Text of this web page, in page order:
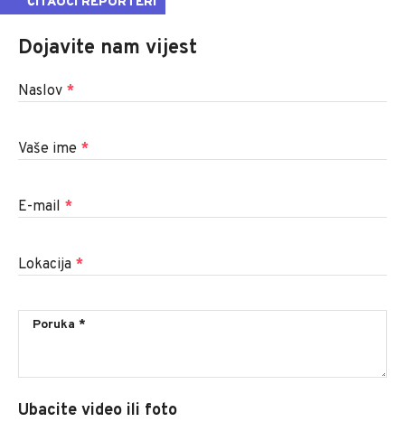
Dojavite nam vijest
Naslov *
Vaše ime *
E-mail *
Lokacija *
Ubacite video ili foto